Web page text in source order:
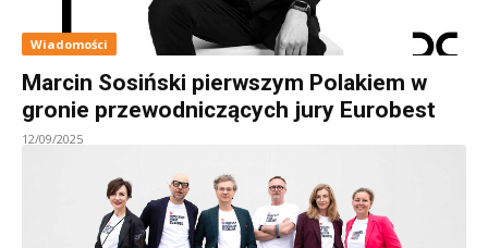
Wiadomości
Marcin Sosiński pierwszym Polakiem w
gronie przewodniczących jury Eurobest
12/09/2025